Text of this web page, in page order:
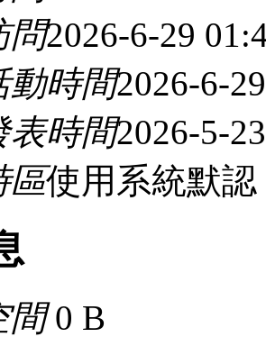
問2026-6-29
動時間2026-6-
表時間2026-5-
區使用系統默認
間0 B